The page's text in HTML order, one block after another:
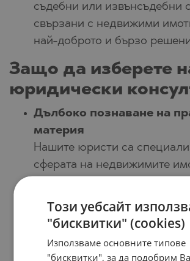
съдебни или извънсъдебни
свързани с недвижими
най-доброто и бързо
Защо да изберете
юридически
Дълбоко познаване на
материя
Нашите юристи са
сферата на недвижимите
различна сложност.
Фокус върху интересите
За нас най-важно е да
защита и спокойствие, които
Този уебсайт
"бисквитки" (cookies)
Използваме основните типове
"бисквитки", за да подобрим